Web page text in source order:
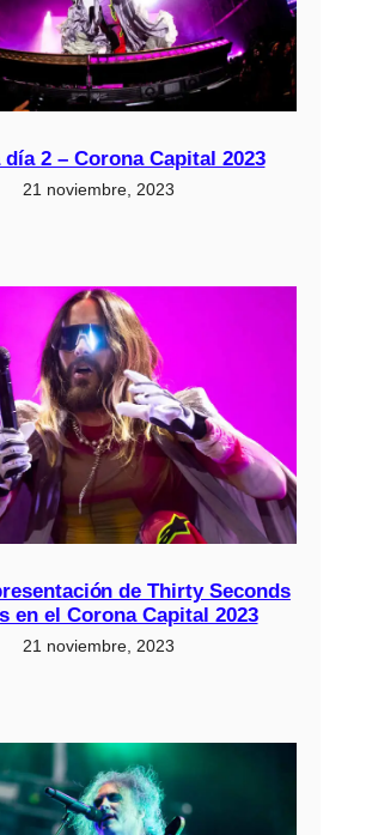
día 2 – Corona Capital 2023
21 noviembre, 2023
de Thirty Seconds
en el Corona Capital 2023
21 noviembre, 2023